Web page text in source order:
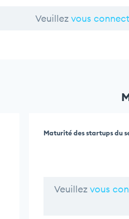
Veuillez vous
Maturité des startups du
Veuillez vous